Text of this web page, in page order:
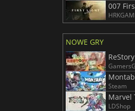
007
NOWE GRY
Steam
Marvel
LDShop